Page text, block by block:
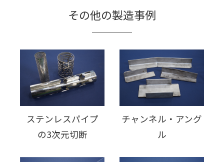
その他の製造事例
ステンレスパイプ
の3次元切断
チャンネル・アング
ル